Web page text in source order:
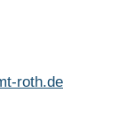
roth.de